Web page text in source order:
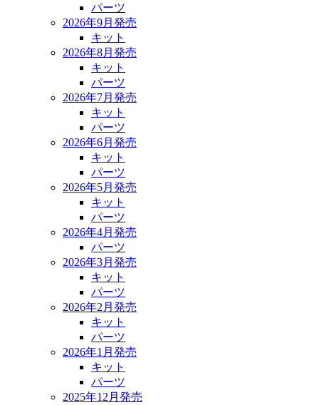
パーツ
2026年9月発売
キット
2026年8月発売
キット
パーツ
2026年7月発売
キット
パーツ
2026年6月発売
キット
パーツ
2026年5月発売
キット
パーツ
2026年4月発売
パーツ
2026年3月発売
キット
パーツ
2026年2月発売
キット
パーツ
2026年1月発売
キット
パーツ
2025年12月発売